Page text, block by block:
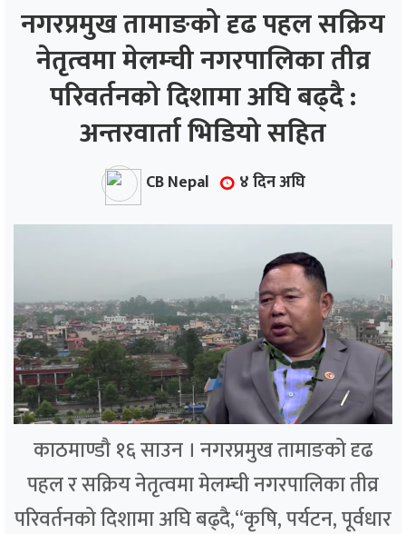
नगरप्रमुख तामाङको दृढ पहल सक्रिय
नेतृत्वमा मेलम्ची नगरपालिका तीव्र
परिवर्तनको दिशामा अघि बढ्दै :
अन्तरवार्ता भिडियो सहित
CB Nepal ४ दिन अघि
काठमाण्डौ १६ साउन । नगरप्रमुख तामाङको दृढ
पहल र सक्रिय नेतृत्वमा मेलम्ची नगरपालिका तीव्र
परिवर्तनको दिशामा अघि बढ्दै,“कृषि, पर्यटन, पूर्वधार